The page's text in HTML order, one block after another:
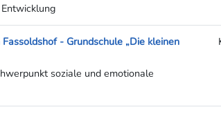
- Grundschule „Die kleinen
soziale und emotionale